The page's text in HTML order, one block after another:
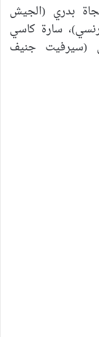
بدري (الجيش
سارة كاسي
(سيرفيت جنيف